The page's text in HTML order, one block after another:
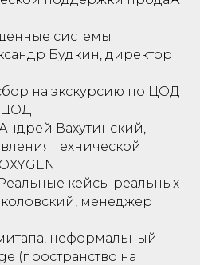
системы
Будкин, директор
на экскурсию по ЦОД
ЦОД
Вахутинский,
технической
кейсы реальных
менеджер
неформальный
(пространство на